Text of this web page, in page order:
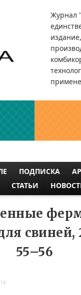
Журнал
ПОДПИСКА
СТАТЬИ
55–56